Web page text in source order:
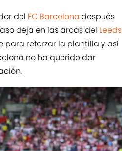
del FC Barcelona después
deja en las arcas del Leeds
para reforzar la plantilla y así
no ha querido dar